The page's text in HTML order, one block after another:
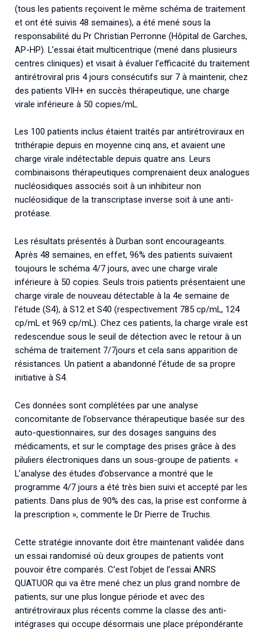
(tous les patients reçoivent le même schéma de traitement
et ont été suivis 48 semaines), a été mené sous la
responsabilité du Pr Christian Perronne (Hôpital de Garches,
AP-HP). L’essai était multicentrique (mené dans plusieurs
centres cliniques) et visait à évaluer l’efficacité du traitement
antirétroviral pris 4 jours consécutifs sur 7 à maintenir, chez
des patients VIH+ en succès thérapeutique, une charge
virale inférieure à 50 copies/mL.
Les 100 patients inclus étaient traités par antirétroviraux en
trithérapie depuis en moyenne cinq ans, et avaient une
charge virale indétectable depuis quatre ans. Leurs
combinaisons thérapeutiques comprenaient deux analogues
nucléosidiques associés soit à un inhibiteur non
nucléosidique de la transcriptase inverse soit à une anti-
protéase.
Les résultats présentés à Durban sont encourageants.
Après 48 semaines, en effet, 96% des patients suivaient
toujours le schéma 4/7 jours, avec une charge virale
inférieure à 50 copies. Seuls trois patients présentaient une
charge virale de nouveau détectable à la 4e semaine de
l’étude (S4), à S12 et S40 (respectivement 785 cp/mL, 124
cp/mL et 969 cp/mL). Chez ces patients, la charge virale est
redescendue sous le seuil de détection avec le retour à un
schéma de traitement 7/7jours et cela sans apparition de
résistances. Un patient a abandonné l’étude de sa propre
initiative à S4.
Ces données sont complétées par une analyse
concomitante de l’observance thérapeutique basée sur des
auto-questionnaires, sur des dosages sanguins des
médicaments, et sur le comptage des prises grâce à des
piluliers électroniques dans un sous-groupe de patients. «
L’analyse des études d’observance a montré que le
programme 4/7 jours a été très bien suivi et accepté par les
patients. Dans plus de 90% des cas, la prise est conforme à
la prescription », commente le Dr Pierre de Truchis.
Cette stratégie innovante doit être maintenant validée dans
un essai randomisé où deux groupes de patients vont
pouvoir être comparés. C’est l’objet de l’essai ANRS
QUATUOR qui va être mené chez un plus grand nombre de
patients, sur une plus longue période et avec des
antirétroviraux plus récents comme la classe des anti-
intégrases qui occupe désormais une place prépondérante